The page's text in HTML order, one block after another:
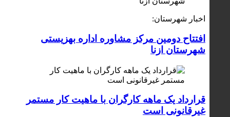
اخبار شهرستان:
افتتاح دومین مرکز مشاوره اداره بهزیستی
شهرستان ازنا
قرارداد یک ماهه کارگران با ماهیت کار مستمر
غیرقانونی است